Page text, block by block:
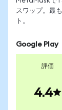
スワップ。最
ト。
Google Play
評価
4.4